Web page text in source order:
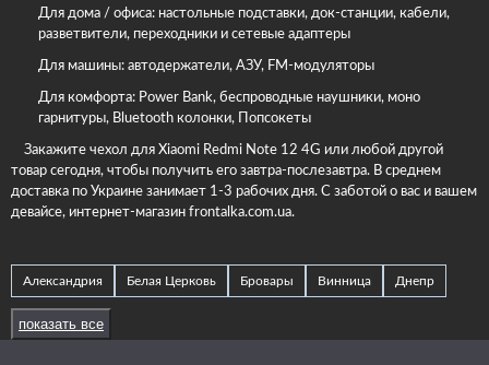
Для дома / офиса: настольные подставки, док-станции, кабели,
разветвители, переходники и сетевые адаптеры
Для машины: автодержатели, АЗУ, FM-модуляторы
Для комфорта: Power Bank, беспроводные наушники, моно
гарнитуры, Bluetooth колонки, Попсокеты
Закажите чехол для Xiaomi Redmi Note 12 4G или любой другой
товар сегодня, чтобы получить его завтра-послезавтра. В среднем
доставка по Украине занимает 1-3 рабочих дня. С заботой о вас и вашем
девайсе, интернет-магазин frontalka.com.ua.
Александрия Белая Церковь Бровары Винница Днепр
Житомир Запорожье
показать все